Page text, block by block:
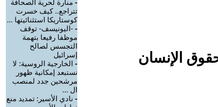
الإنسان
- منارة لحرية الصحافة
تتراجع.. كيف خسرت
كوستاريكا استثنائيتها ...
- -اليونيسف- توقف
موظفا رفيعا بتهمة
التجسس لصالح
إسرائيل
- الخارجية الروسية: لا
نستبعد إمكانية ظهور
مرشحين جدد لمنصب
ال ...
- نادي الأسير: تمديد منع